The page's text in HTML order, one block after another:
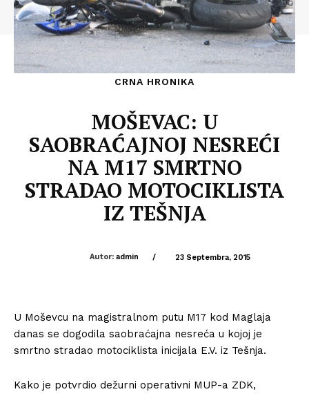
CRNA HRONIKA
MOŠEVAC: U
SAOBRAĆAJNOJ NESREĆI
NA M17 SMRTNO
STRADAO MOTOCIKLISTA
IZ TEŠNJA
Autor: admin / 23 Septembra, 2015
U Moševcu na magistralnom putu M17 kod Maglaja
danas se dogodila saobraćajna nesreća u kojoj je
smrtno stradao motociklista inicijala E.V. iz Tešnja.
Kako je potvrdio dežurni operativni MUP-a ZDK,